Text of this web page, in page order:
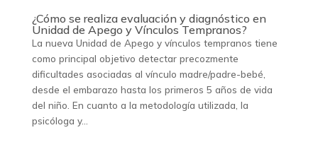
¿Cómo se realiza evaluación y diagnóstico en
Unidad de Apego y Vínculos Tempranos?
La nueva Unidad de Apego y vínculos tempranos tiene
como principal objetivo detectar precozmente
dificultades asociadas al vínculo madre/padre-bebé,
desde el embarazo hasta los primeros 5 años de vida
del niño. En cuanto a la metodología utilizada, la
psicóloga y...